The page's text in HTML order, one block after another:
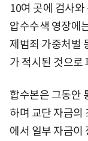
10여 곳에 검사
압수수색 영장에
제범죄 가중처벌
가 적시된 것으로
합수본은 그동안
하며 교단 자금의
에서 일부 자금이